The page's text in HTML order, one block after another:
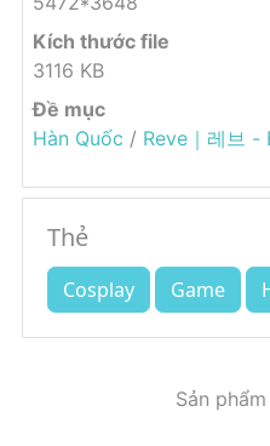
Kích thước file
3116 KB
Đề mục
Hàn Quốc / Reve｜레브
Thẻ
Cosplay Game
Sản